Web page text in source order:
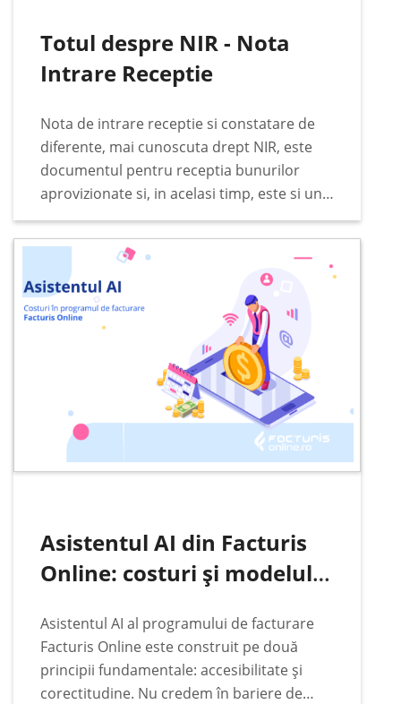
Totul despre NIR - Nota
Intrare Receptie
Nota de intrare receptie si constatare de
diferente, mai cunoscuta drept NIR, este
documentul pentru receptia bunurilor
aprovizionate si, in acelasi timp, este si un
document justificativ pentru incarcarea in
gestiunea stocurilor. Documentul se
intocmeste de catre comisia de receptie…
Asistentul AI din Facturis
Online: costuri și modelul
Asistentul AI al programului de facturare
Facturis Online este construit pe două
principii fundamentale: accesibilitate și
corectitudine. Nu credem în bariere de